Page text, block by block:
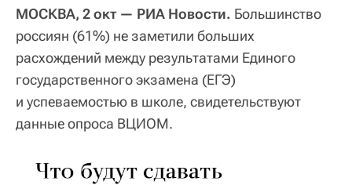
МОСКВА, 2 окт — РИА Новости. Большинство
россиян (61%) не заметили больших
расхождений между результатами Единого
государственного экзамена (ЕГЭ)
и успеваемостью в школе, свидетельствуют
данные опроса ВЦИОМ.